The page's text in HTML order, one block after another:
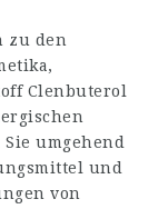
zu den
Clenbuterol
umgehend
und
von